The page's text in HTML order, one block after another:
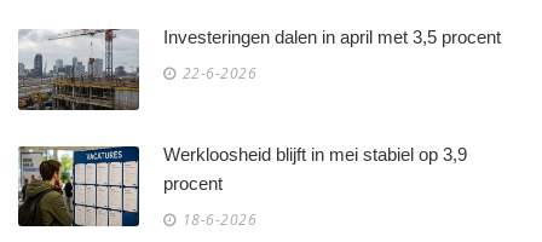
Investeringen dalen in april met 3,5 procent
22-6-2026
Werkloosheid blijft in mei stabiel op 3,9
procent
18-6-2026